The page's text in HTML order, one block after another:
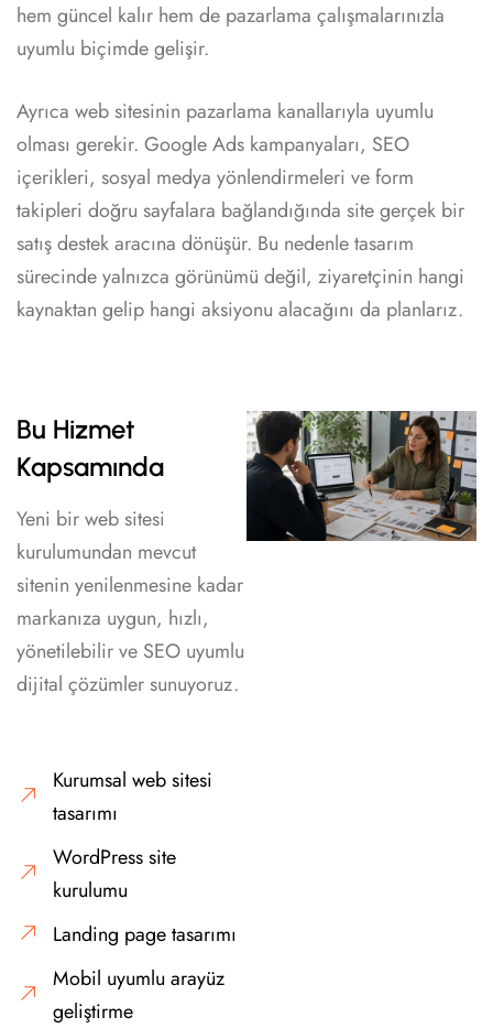
hem güncel kalır hem de pazarlama çalışmalarınızla
uyumlu biçimde gelişir.
Ayrıca web sitesinin pazarlama kanallarıyla uyumlu
olması gerekir. Google Ads kampanyaları, SEO
içerikleri, sosyal medya yönlendirmeleri ve form
takipleri doğru sayfalara bağlandığında site gerçek bir
satış destek aracına dönüşür. Bu nedenle tasarım
sürecinde yalnızca görünümü değil, ziyaretçinin hangi
kaynaktan gelip hangi aksiyonu alacağını da planlarız.
Bu Hizmet
Kapsamında
Yeni bir web sitesi
kurulumundan mevcut
sitenin yenilenmesine kadar
markanıza uygun, hızlı,
yönetilebilir ve SEO uyumlu
dijital çözümler sunuyoruz.
Kurumsal web sitesi
tasarımı
WordPress site
kurulumu
Landing page tasarımı
Mobil uyumlu arayüz
geliştirme